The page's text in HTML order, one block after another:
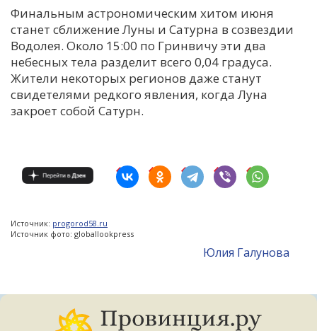
Финальным астрономическим хитом июня
станет сближение Луны и Сатурна в созвездии
Водолея. Около 15:00 по Гринвичу эти два
небесных тела разделит всего 0,04 градуса.
Жители некоторых регионов даже станут
свидетелями редкого явления, когда Луна
закроет собой Сатурн.
Источник: progorod58.ru
Источник фото: globallookpress
Юлия Галунова